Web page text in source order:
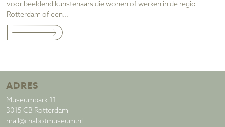
voor beeldend kunstenaars die wonen of werken in de regio
Rotterdam of een...
ADRES
Museumpark 11
3015 CB Rotterdam
mail@chabotmuseum.nl